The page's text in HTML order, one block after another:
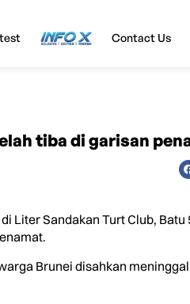
InfoX Contact Us
tiba di garisan
Liter Sandakan Turt Club,
Brunei disahkan